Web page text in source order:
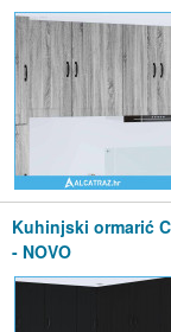
Kuhinjski ormarić
- NOVO